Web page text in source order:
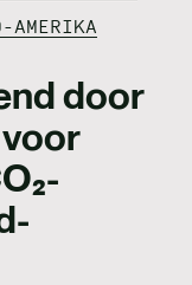
AMERIKA
door